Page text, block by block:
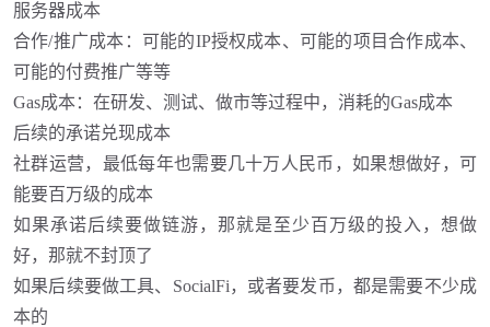
服务器成本
合作/推广成本：可能的IP授权成本、可能的项目合作成本、
可能的付费推广等等
Gas成本：在研发、测试、做市等过程中，消耗的Gas成本
后续的承诺兑现成本
社群运营，最低每年也需要几十万人民币，如果想做好，可
能要百万级的成本
如果承诺后续要做链游，那就是至少百万级的投入，想做
好，那就不封顶了
如果后续要做工具、 SocialFi，或者要发币，都是需要不少成
本的